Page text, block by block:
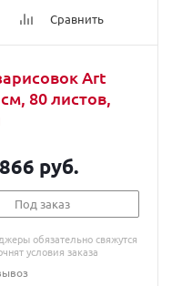
Сравнить
Art
80 листов,
866 руб.
Под заказ
обязательно свяжутся
условия заказа